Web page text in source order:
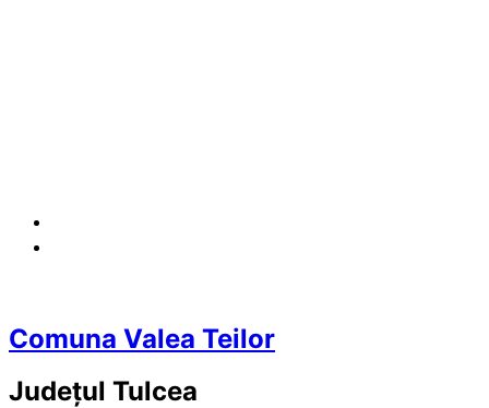
Comuna Valea Teilor
Județul Tulcea